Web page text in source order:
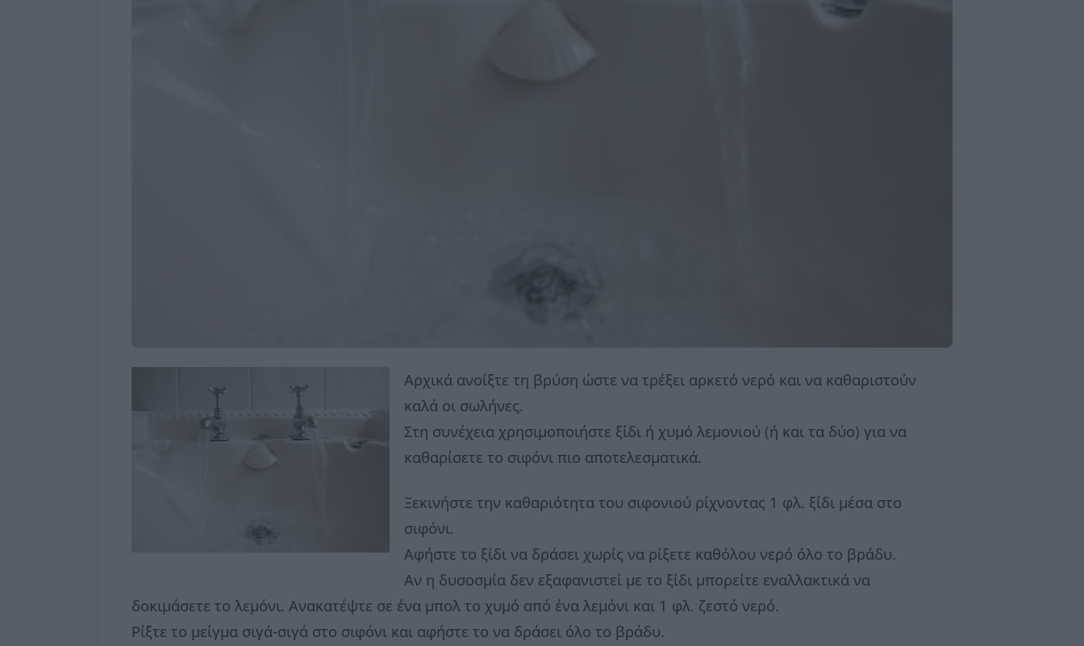
Αρχικά ανοίξτε τη βρύση ώστε να τρέξει αρκετό νερό και να καθαριστούν
καλά οι σωλήνες.
Στη συνέχεια χρησιμοποιήστε ξίδι ή χυμό λεμονιού (ή και τα δύο) για να
καθαρίσετε το σιφόνι πιο αποτελεσματικά.
Ξεκινήστε την καθαριότητα του σιφονιού ρίχνοντας 1 φλ. ξίδι μέσα στο
σιφόνι.
Αφήστε το ξίδι να δράσει χωρίς να ρίξετε καθόλου νερό όλο το βράδυ.
Αν η δυσοσμία δεν εξαφανιστεί με το ξίδι μπορείτε εναλλακτικά να
δοκιμάσετε το λεμόνι. Ανακατέψτε σε ένα μπολ το χυμό από ένα λεμόνι και 1 φλ. ζεστό νερό.
Ρίξτε το μείγμα σιγά-σιγά στο σιφόνι και αφήστε το να δράσει όλο το βράδυ.